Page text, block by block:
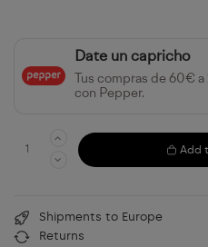
Date un capricho
Tus compras de 60€
con Pepper.
Add
Shipments to Europe
Returns